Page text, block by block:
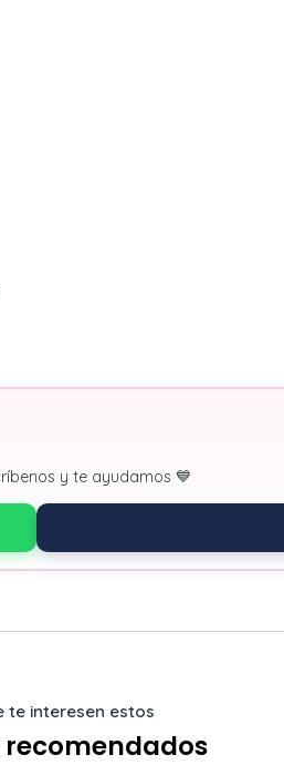
y te ayudamos 💙
te interesen estos
recomendados